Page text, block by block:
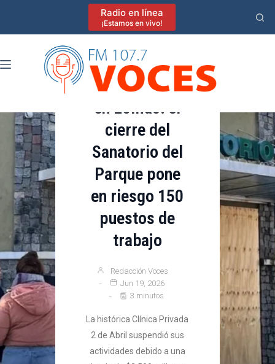
Radio en línea
¡Estamos en vivo!
Incertidumbre
en Lomas: el
cierre del
Sanatorio del
Parque pone
en riesgo 150
puestos de
trabajo
Redacción Voces
Jun 19, 2026
3 minutos
La histórica Clínica Privada
2 de Abril suspendió sus
actividades debido a una